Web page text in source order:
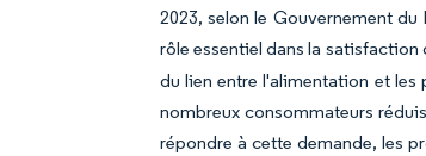
2023, selon le Gouvernement
rôle essentiel dans la
du lien entre l'alimentation et les
nombreux consommateurs
répondre à cette demande, les